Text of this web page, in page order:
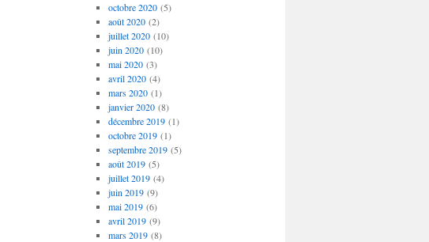
octobre 2020(5)
août 2020(2)
juillet 2020(10)
juin 2020(10)
mai 2020(3)
avril 2020(4)
mars 2020(1)
janvier 2020(8)
décembre 2019(1)
octobre 2019(1)
septembre 2019(5)
août 2019(5)
juillet 2019(4)
juin 2019(9)
mai 2019(6)
avril 2019(9)
mars 2019(8)